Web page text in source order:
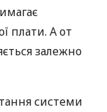
плати. А от
залежно
системи